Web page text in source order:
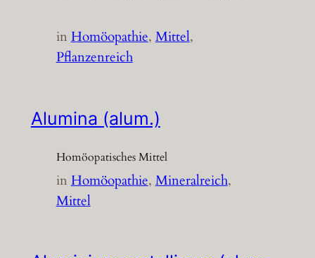
inHomöopathie, Mittel
Pflanzenreich
Alumina (alum.)
Homöopatisches Mittel
inHomöopathie, Mineralreich
Mittel